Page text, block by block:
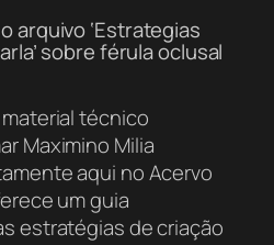
arquivo ‘Estrategias
sobre férula oclusal
técnico
Maximino Milia
aqui no Acervo
um guia
estratégias de criação